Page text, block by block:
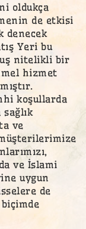
oldukça
de etkisi
denecek
Yeri bu
nitelikli bir
hizmet
koşullarda
sağlık
ve
ve İslami
uygun
de